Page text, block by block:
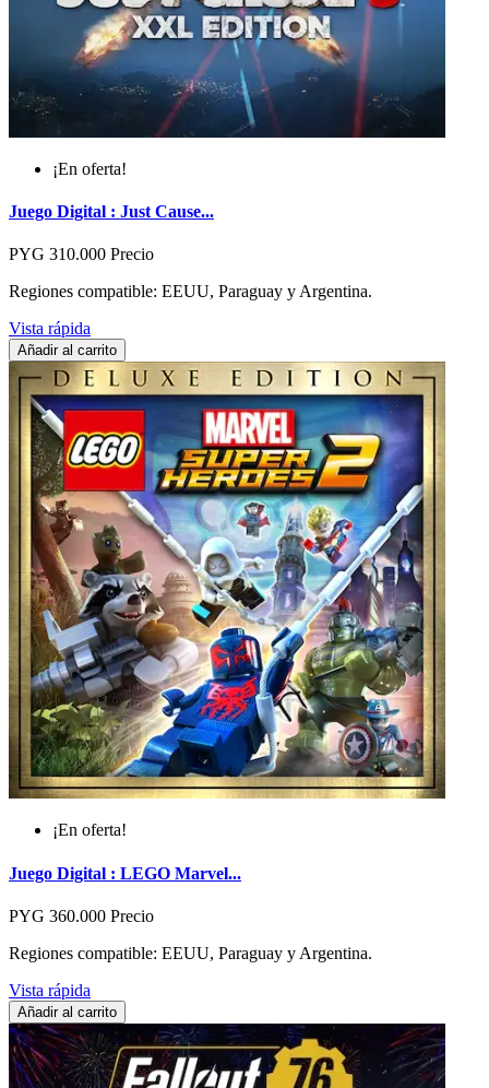
¡En oferta!
Juego Digital : Just Cause...
PYG 310.000 Precio
Regiones compatible: EEUU, Paraguay y Argentina.
Vista rápida
Añadir al carrito
¡En oferta!
Juego Digital : LEGO Marvel...
PYG 360.000 Precio
Regiones compatible: EEUU, Paraguay y Argentina.
Vista rápida
Añadir al carrito